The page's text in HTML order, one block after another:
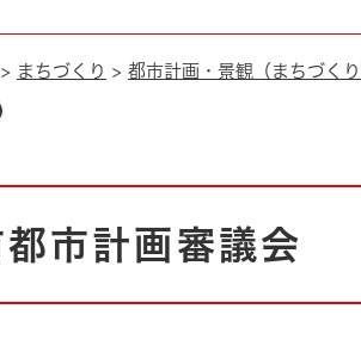
育て
・生活 生涯学習・スポーツ
入札・契約情報
環境
観光スポット
とじる
市の概要 総合計画
市政 職員採用
市役所・施設の案内
オープンデータ
> まちづくり > 都市計画・景観（まちづくり
市計画審議会